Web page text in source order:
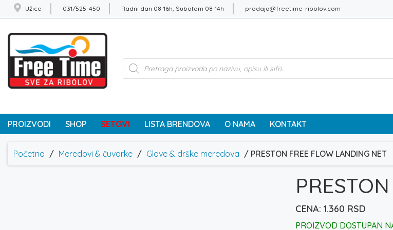
Užice 031/525-450 Radni dan 08-16h, Subotom 08-14h prodaja@freetime-ribolov.com
Products
search
PROIZVODI SHOP SETOVI LISTA BRENDOVA O NAMA KONTAKT
Početna / Meredovi & čuvarke / Glave & drške meredova / PRESTON FREE FLOW LANDING NET
1.360 RSD
PROIZVOD DOSTUPAN